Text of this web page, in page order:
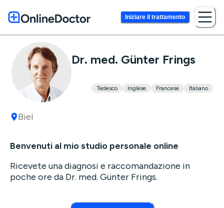
Iniziare il trattamento
Dr. med. Günter Frings
Tedesco Inglese Francese Italiano
Biel
Benvenuti al mio studio personale online
Ricevete una diagnosi e raccomandazione in
poche ore da Dr. med. Günter Frings.